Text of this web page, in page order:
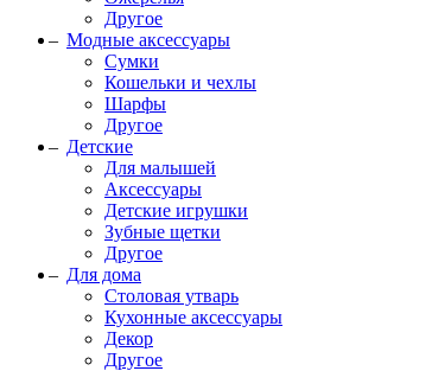
Другое
Модные аксессуары
Сумки
Кошельки и чехлы
Шарфы
Другое
Детские
Для малышей
Аксессуары
Детские игрушки
Зубные щетки
Другое
Для дома
Столовая утварь
Кухонные аксессуары
Декор
Другое